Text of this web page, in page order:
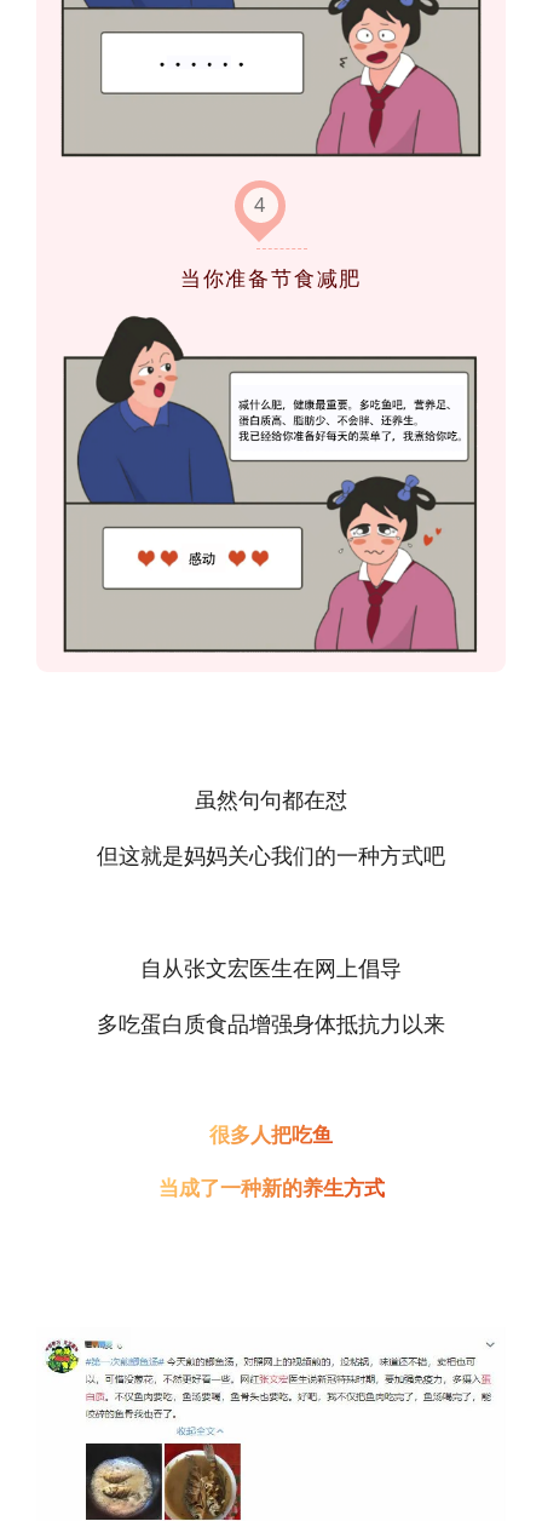
4
当你准备节食减肥
虽然句句都在怼
但这就是妈妈关心我们的一种方式吧
自从张文宏医生在网上倡导
多吃蛋白质食品增强身体抵抗力以来
很多人把吃鱼
当成了一种新的养生方式